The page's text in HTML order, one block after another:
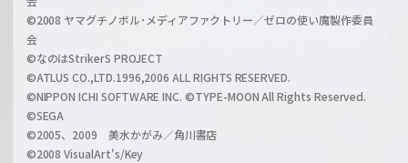
l
h
a
n
©2008 ヤマグチノボル･メディアファクトリー／ゼロの使い魔製作委員
会
©なのはStrikerS PROJECT
©ATLUS CO.,LTD.1996,2006 ALL RIGHTS RESERVED.
©NIPPON ICHI SOFTWARE INC. ©TYPE-MOON All Rights Reserved.
©SEGA
©2005、2009 美水かがみ／角川書店
©2008 VisualArt's/Key